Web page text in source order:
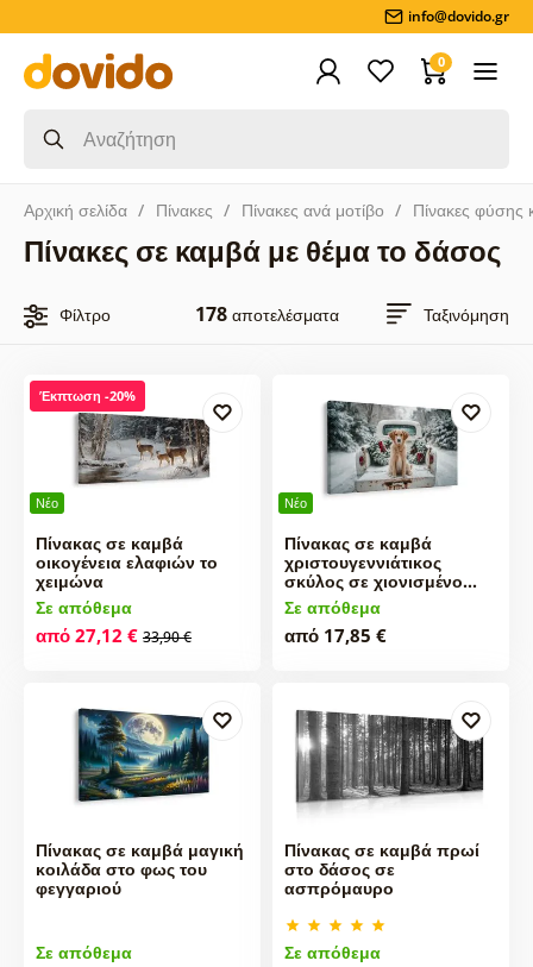
info@dovido.gr
0
Αρχική σελίδα Πίνακες Πίνακες ανά μοτίβο Πίνακες φύσης
Πίνακες σε καμβά με θέμα το δάσος
Φίλτρο 178αποτελέσματα Ταξινόμηση
Νέο
Έκπτωση -20%
Πίνακας σε καμβά
οικογένεια ελαφιών το
χειμώνα
Σε απόθεμα
από 27,12 € 33,90 €
Νέο
Πίνακας σε καμβά
χριστουγεννιάτικος
σκύλος σε χιονισμένο…
Σε απόθεμα
από 17,85 €
Πίνακας σε καμβά μαγική
κοιλάδα στο φως του
φεγγαριού
Σε απόθεμα
Πίνακας σε καμβά πρωί
στο δάσος σε
ασπρόμαυρο
Σε απόθεμα